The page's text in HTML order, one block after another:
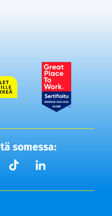
somessa: